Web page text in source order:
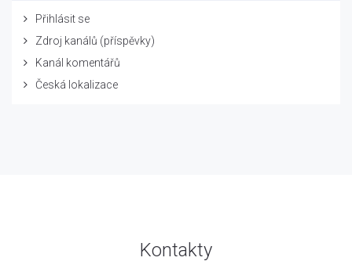
Přihlásit se
Zdroj kanálů (příspěvky)
Kanál komentářů
Česká lokalizace
Kontakty